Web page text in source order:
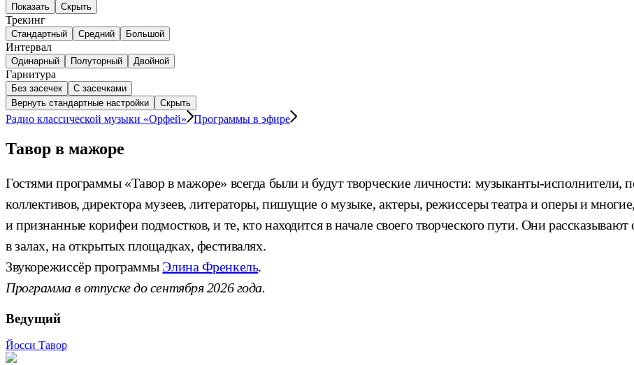
Показать Скрыть
Трекинг
Стандартный Средний Большой
Интервал
Одинарный Полуторный Двойной
Гарнитура
Без засечек
С засечками
Вернуть стандартные настройки
Скрыть
Радио классической музыки «Орфей» Программы в эфире
Тавор в мажоре
Гостями программы «Тавор в мажоре» всегда были и будут творческие личности: музыканты-исполнители,
коллективов, директора музеев, литераторы, пишущие о музыке, актеры, режиссеры театра и оперы и
и признанные корифеи подмостков, и те, кто находится в начале своего творческого пути. Они
в залах, на открытых площадках, фестивалях.
Звукорежиссёр программы Элина Френкель.
Программа в отпуске до сентября 2026 года.
Ведущий
Йосси Тавор